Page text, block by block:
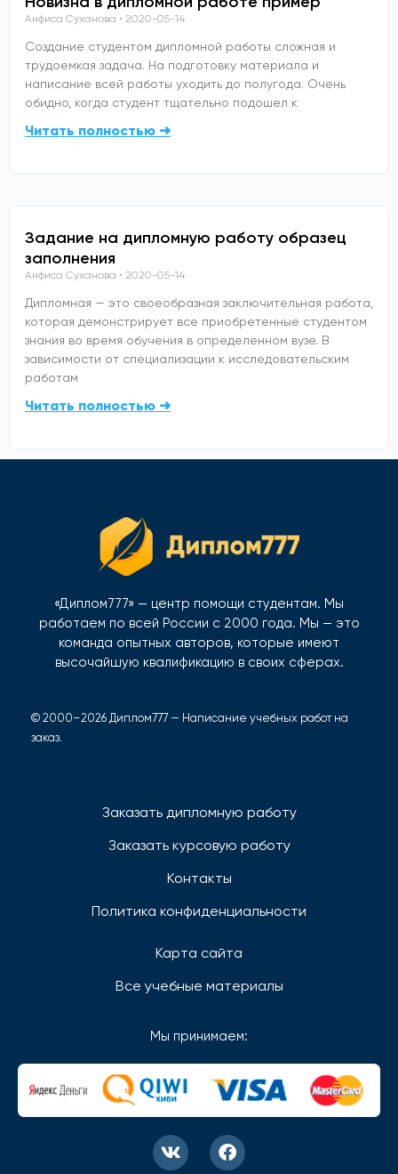
Анфиса Суханова 2020-05-14
Создание студентом дипломной работы сложная и
трудоемкая задача. На подготовку материала и
написание всей работы уходить до полугода. Очень
обидно, когда студент тщательно подошел к
Читать полностью ➜
Задание на дипломную работу образец
заполнения
Анфиса Суханова 2020-05-14
Дипломная — это своеобразная заключительная работа,
которая демонстрирует все приобретенные студентом
знания во время обучения в определенном вузе. В
зависимости от специализации к исследовательским
работам
Читать полностью ➜
«Диплом777» — центр помощи студентам. Мы
работаем по всей России с 2000 года. Мы — это
команда опытных авторов, которые имеют
высочайшую квалификацию в своих сферах.
© 2000–2026 Диплом777 — Написание учебных работ на
заказ.
Заказать дипломную работу
Заказать курсовую работу
Контакты
Политика конфиденциальности
Карта сайта
Все учебные материалы
Мы принимаем: